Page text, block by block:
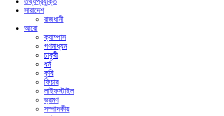
সারাদেশ
রাজধানী
আরো
ক্যাম্পাস
গণমাধ্যম
চাকুরী
ধর্ম
কৃষি
ফিচার
লাইফস্টাইল
ভ্রমণ
সম্পাদকীয়